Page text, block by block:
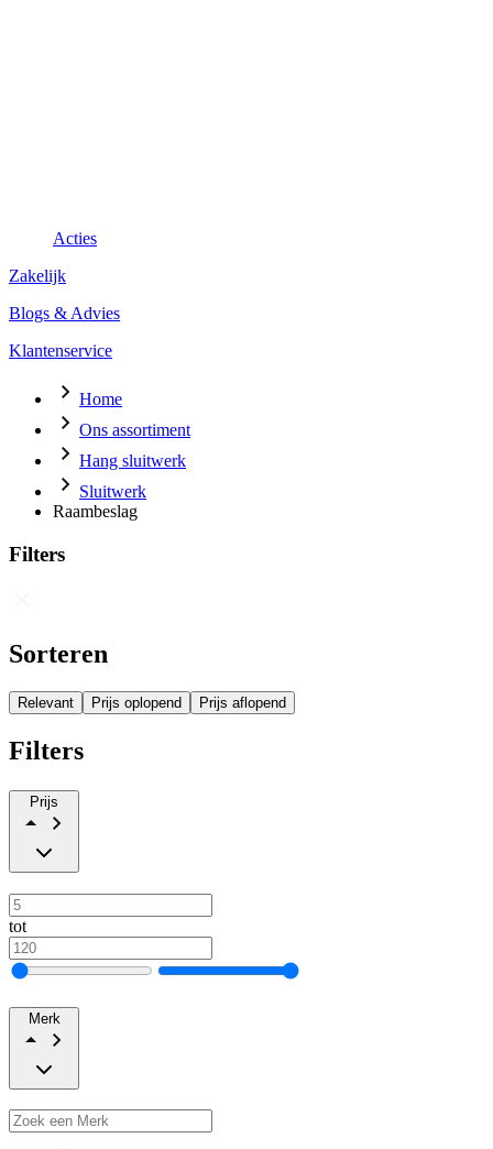
Acties
Zakelijk
Blogs & Advies
Klantenservice
Home
Ons assortiment
Hang sluitwerk
Sluitwerk
Raambeslag
Filters
Sorteren
Relevant Prijs oplopend Prijs aflopend
Filters
Prijs
tot
Merk